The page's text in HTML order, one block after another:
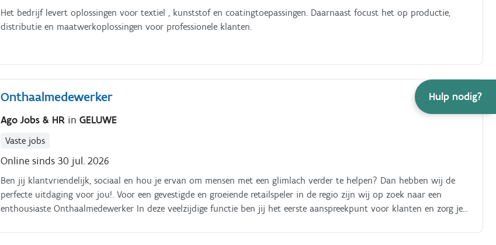
Hulp nodig?
Het bedrijf levert oplossingen voor textiel , kunststof en coatingtoepassingen. Daarnaast focust het op productie,
distributie en maatwerkoplossingen voor professionele klanten.
Onthaalmedewerker
Ago Jobs & HR inGELUWE
Vaste jobs
Online sinds 30 jul. 2026
Ben jij klantvriendelijk, sociaal en hou je ervan om mensen met een glimlach verder te helpen? Dan hebben wij de
perfecte uitdaging voor jou!. Voor een gevestigde en groeiende retailspeler in de regio zijn wij op zoek naar een
enthousiaste Onthaalmedewerker In deze veelzijdige functie ben jij het eerste aanspreekpunt voor klanten en zorg je
werking aan de kassa's en toezien op een correcte uitvoering van de kassaprocedures Het onthalen, informeren en